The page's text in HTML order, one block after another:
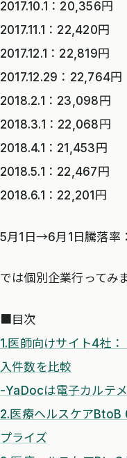
2017.10.1：20,356円
2017.11.1：22,420円
2017.12.1：22,819円
2017.12.29：22,764円
2018.2.1：23,098円
2018.3.1：22,068円
2018.4.1：21,453円
2018.5.1：22,467円
2018.6.1：22,201円
5月1日→6月1日騰落率
では個別企業行ってみ
■目次
1.医師向けサイト4社
入件数を比較
-YaDocは電子カルテ
2.医療ヘルスケアBtoB
プライズ